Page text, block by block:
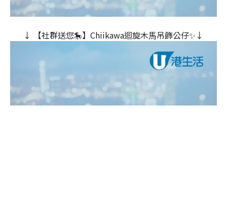
↓ 【社群送您🎠】Chiikawa迴旋木⾺吊飾公仔✨↓